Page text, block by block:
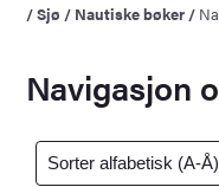
e
r
c
/Sjø / Nautiske bøker /
Navigasjon